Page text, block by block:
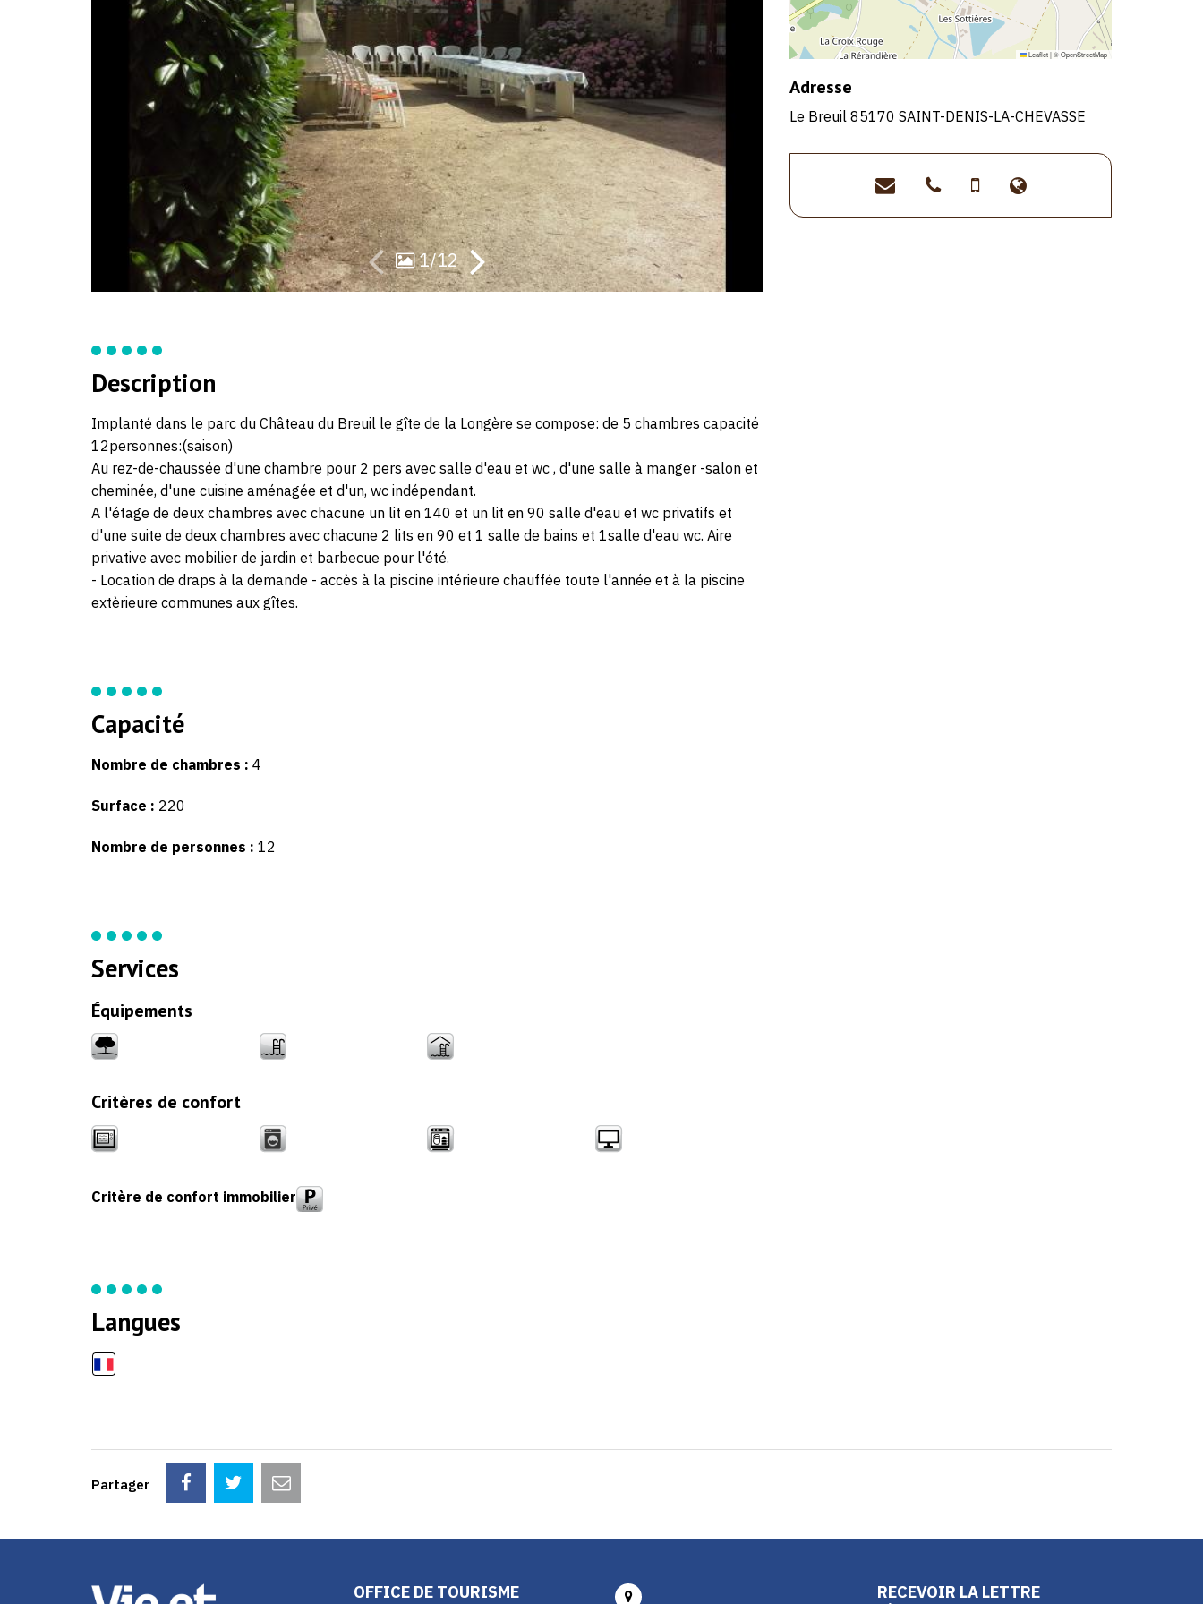
Leaflet|©OpenStreetMap
Adresse
Le Breuil 85170 SAINT-DENIS-LA-CHEVASSE
info@gites-
en-
>02
51
>06
07
>http://www.gites-
en-
1/12
Description
Implanté dans le parc du Château du Breuil le gîte de la Longère se compose: de 5 chambres capacité
12personnes:(saison)
Au rez-de-chaussée d'une chambre pour 2 pers avec salle d'eau et wc , d'une salle à manger -salon et
cheminée, d'une cuisine aménagée et d'un, wc indépendant.
A l'étage de deux chambres avec chacune un lit en 140 et un lit en 90 salle d'eau et wc privatifs et
d'une suite de deux chambres avec chacune 2 lits en 90 et 1 salle de bains et 1salle d'eau wc. Aire
privative avec mobilier de jardin et barbecue pour l'été.
- Location de draps à la demande - accès à la piscine intérieure chauffée toute l'année et à la piscine
extèrieure communes aux gîtes.
Capacité
Nombre de chambres : 4
Surface : 220
Nombre de personnes : 12
Services
Équipements
Critères de confort
Critère de confort immobilier
Langues
Partager
OFFICE DE TOURISME
RECEVOIR LA LETTRE